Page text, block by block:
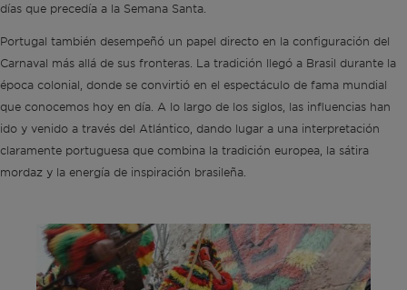
días que precedía a la Semana Santa.
Portugal también desempeñó un papel directo en la configuración del
Carnaval más allá de sus fronteras. La tradición llegó a Brasil durante la
época colonial, donde se convirtió en el espectáculo de fama mundial
que conocemos hoy en día. A lo largo de los siglos, las influencias han
ido y venido a través del Atlántico, dando lugar a una interpretación
claramente portuguesa que combina la tradición europea, la sátira
mordaz y la energía de inspiración brasileña.